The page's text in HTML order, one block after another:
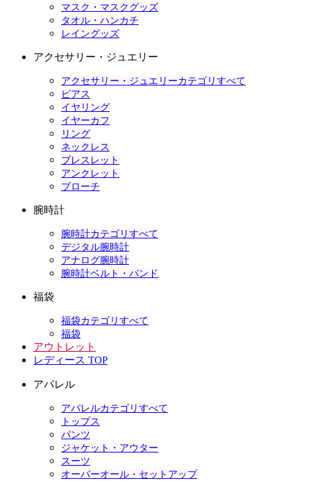
マスク・マスクグッズ
タオル・ハンカチ
レイングッズ
アクセサリー・ジュエリー
アクセサリー・ジュエリーカテゴリすべて
ピアス
イヤリング
イヤーカフ
リング
ネックレス
ブレスレット
アンクレット
ブローチ
腕時計
腕時計カテゴリすべて
デジタル腕時計
アナログ腕時計
腕時計ベルト・バンド
福袋
福袋カテゴリすべて
福袋
アウトレット
レディース TOP
アパレル
アパレルカテゴリすべて
トップス
パンツ
ジャケット・アウター
スーツ
オーバーオール・セットアップ